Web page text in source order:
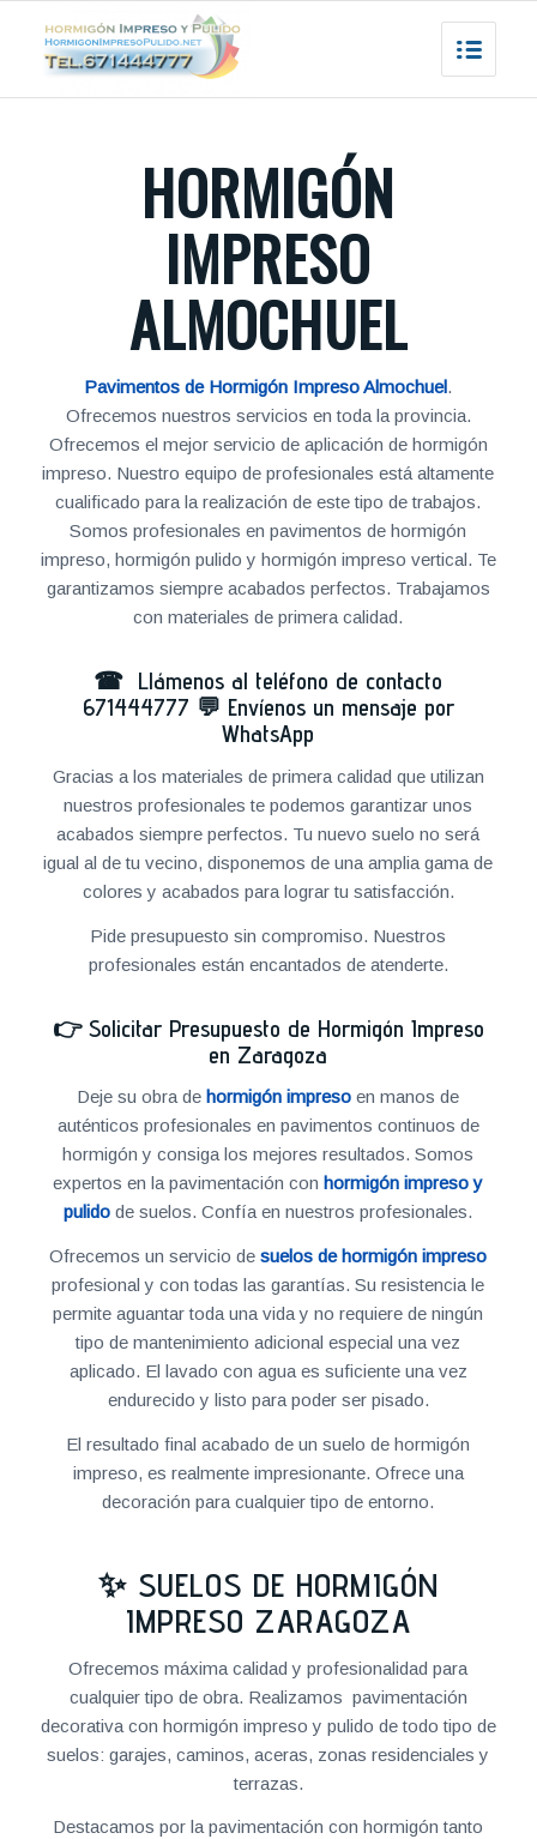
HORMIGÓN
IMPRESO
ALMOCHUEL
Pavimentos de Hormigón Impreso Almochuel.
Ofrecemos nuestros servicios en toda la provincia.
Ofrecemos el mejor servicio de aplicación de hormigón
impreso. Nuestro equipo de profesionales está altamente
cualificado para la realización de este tipo de trabajos.
Somos profesionales en pavimentos de hormigón
impreso, hormigón pulido y hormigón impreso vertical. Te
garantizamos siempre acabados perfectos. Trabajamos
con materiales de primera calidad.
☎ Llámenos al teléfono de contacto
671444777 💬 Envíenos un mensaje por
WhatsApp
Gracias a los materiales de primera calidad que utilizan
nuestros profesionales te podemos garantizar unos
acabados siempre perfectos. Tu nuevo suelo no será
igual al de tu vecino, disponemos de una amplia gama de
colores y acabados para lograr tu satisfacción.
Pide presupuesto sin compromiso. Nuestros
profesionales están encantados de atenderte.
👉 Solicitar Presupuesto de Hormigón Impreso
en Zaragoza
Deje su obra dehormigón impreso en manos de
auténticos profesionales en pavimentos continuos de
hormigón y consiga los mejores resultados. Somos
expertos en la pavimentación conhormigón impreso y
pulido de suelos. Confía en nuestros profesionales.
Ofrecemos un servicio desuelos de hormigón impreso
profesional y con todas las garantías. Su resistencia le
permite aguantar toda una vida y no requiere de ningún
tipo de mantenimiento adicional especial una vez
aplicado. El lavado con agua es suficiente una vez
endurecido y listo para poder ser pisado.
El resultado final acabado de un suelo de hormigón
impreso, es realmente impresionante. Ofrece una
decoración para cualquier tipo de entorno.
✨ SUELOS DE HORMIGÓN
IMPRESO ZARAGOZA
Ofrecemos máxima calidad y profesionalidad para
cualquier tipo de obra. Realizamos pavimentación
decorativa con hormigón impreso y pulido de todo tipo de
suelos: garajes, caminos, aceras, zonas residenciales y
terrazas.
Destacamos por la pavimentación con hormigón tanto